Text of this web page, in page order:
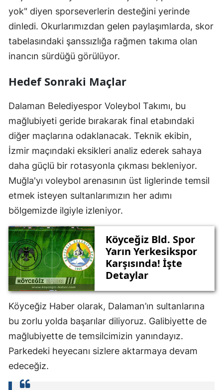
yok" diyen sporseverlerin desteğini yerinde
dinledi. Okurlarımızdan gelen paylaşımlarda, skor
tabelasındaki şanssızlığa rağmen takıma olan
inancın sürdüğü görülüyor.
Hedef Sonraki Maçlar
Dalaman Belediyespor Voleybol Takımı, bu
mağlubiyeti geride bırakarak final etabındaki
diğer maçlarına odaklanacak. Teknik ekibin,
İzmir maçındaki eksikleri analiz ederek sahaya
daha güçlü bir rotasyonla çıkması bekleniyor.
Muğla'yı voleybol arenasının üst liglerinde temsil
etmek isteyen sultanlarımızın her adımı
bölgemizde ilgiyle izleniyor.
Köyceğiz Bld. Spor
Yarın Yerkesikspor
Karşısında! İşte
Detaylar
Köyceğiz Haber olarak, Dalaman’ın sultanlarına
bu zorlu yolda başarılar diliyoruz. Galibiyette de
mağlubiyette de temsilcimizin yanındayız.
Parkedeki heyecanı sizlere aktarmaya devam
edeceğiz.